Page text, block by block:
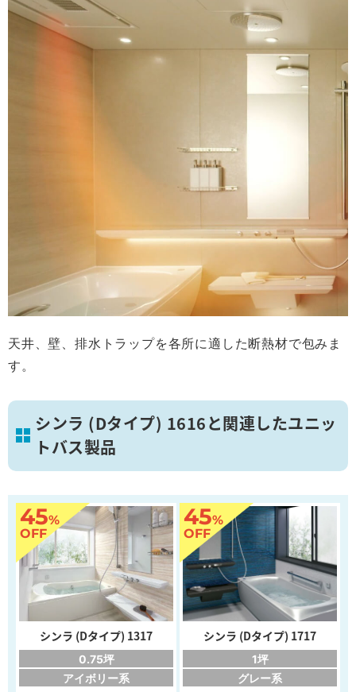
天井、壁、排水トラップを各所に適した断熱材で包みま
す。
シンラ (Dタイプ) 1616と関連したユニッ
トバス製品
45%
OFF
シンラ (Dタイプ) 1317
0.75坪
アイボリー系
45%
OFF
シンラ (Dタイプ) 1717
1坪
グレー系